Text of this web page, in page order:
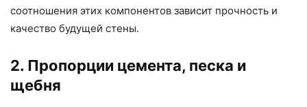
соотношения этих компонентов зависит прочность и
качество будущей стены.
2. Пропорции цемента, песка и
щебня